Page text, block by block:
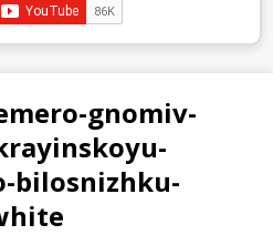
gnomiv-
bilosnizhku-